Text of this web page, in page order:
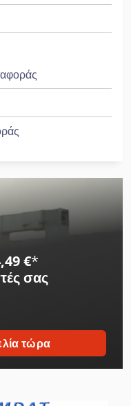
€*
σας
τώρα